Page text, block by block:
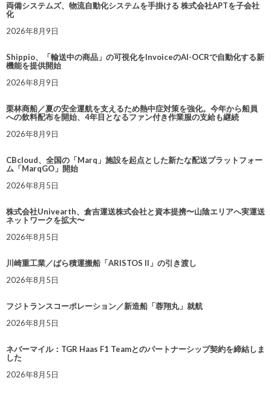
両備システムズ、物流自動化システムを手掛ける 株式会社APTを子会社
化
2026年8月9日
Shippio、「輸送中の商品」の可視化をInvoiceのAI-OCRで自動化する新
機能を提供開始
2026年8月9日
栗林商船／夏の安全運航を支えるため熱中症対策を強化。今年から船員
への飲料配布を開始、4年目となるファン付き作業服の支給も継続
2026年8月9日
CBcloud、全国の「Marq」施設を起点とした新たな配送プラットフォー
ム「MarqGO」開始
2026年8月5日
株式会社Univearth、倉吉運送株式会社と資本提携〜山陰エリアへ実運送
ネットワークを拡大〜
2026年8月5日
川崎重工業／ばら積運搬船「ARISTOS II」の引き渡し
2026年8月5日
フジトランスコーポレーション／新造船「蓉翔丸」就航
2026年8月5日
ネバーマイル：TGR Haas F1 Teamとのパートナーシップ契約を締結しま
した
2026年8月5日